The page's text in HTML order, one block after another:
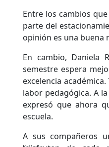
Entre los cambios
parte del
opinión es una buena
En cambio, Daniela
semestre espera
excelencia
labor pedagógica. A
expresó que ahora
escuela.
A sus compañeros